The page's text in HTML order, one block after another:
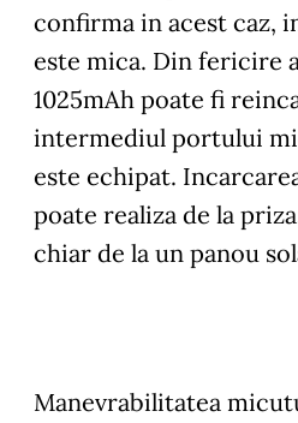
confirma in acest caz,
este mica. Din fericire
1025mAh poate fi
intermediul portului
este echipat.
poate realiza de la
chiar de la un panou
Manevrabilitatea